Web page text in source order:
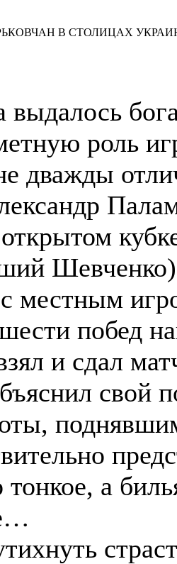
В СТОЛИЦАХ
выдалось
роль
дважды
с местным
побед
и сдал
свой
тонкое, а